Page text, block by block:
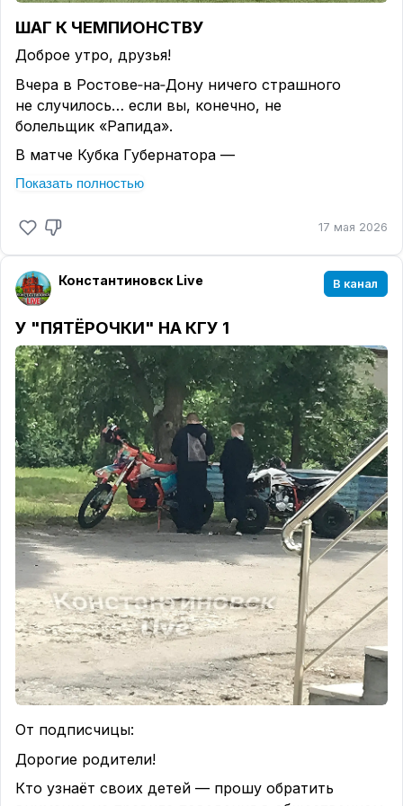
ШАГ К ЧЕМПИОНСТВУ
Доброе утро, друзья!
Вчера в Ростове‑на‑Дону ничего страшного
не случилось… если вы, конечно, не
болельщик «Рапида».
В матче Кубка Губернатора —
Чемпионата Ростовской области по
а «Урожай» неожиданно для всех
(а может, и для себя) выиграла со счётом 4:0 у ко
манды «Рапид» из Аксайского
района.
Поздравляем игроков и
тренерский штаб!
Вы доказали, что даже в самый
пасмурный день можно собрать
урожай из четырёх голов.
Наш форум
Поделись ссылкой нашего канала:
https://m-x.su/konstlive
Показать полностью
17 мая 2026
Константиновск Live В канал
У "ПЯТЁРОЧКИ" НА КГУ 1
От подписчицы:
Дорогие родители!
Кто узнаёт своих детей — прошу обратить